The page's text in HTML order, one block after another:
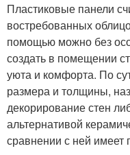
Пластиковые панели
востребованных
помощью можно без
создать в помещении
уюта и комфорта. По
размера и толщины,
декорирование стен
альтернативой
сравнении с ней